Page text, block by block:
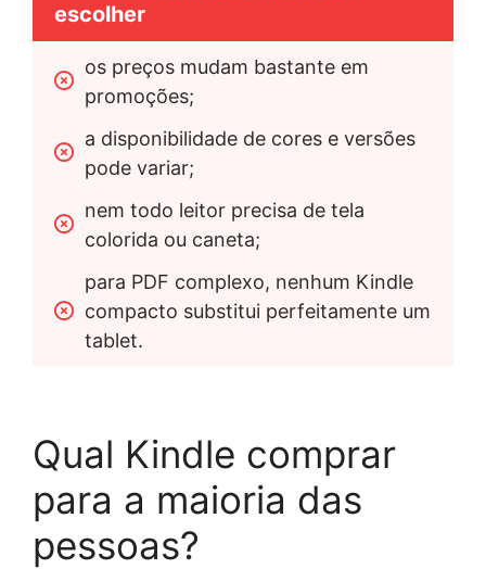
escolher
os preços mudam bastante em
promoções;
a disponibilidade de cores e versões
pode variar;
nem todo leitor precisa de tela
colorida ou caneta;
para PDF complexo, nenhum Kindle
compacto substitui perfeitamente um
tablet.
Qual Kindle comprar
para a maioria das
pessoas?